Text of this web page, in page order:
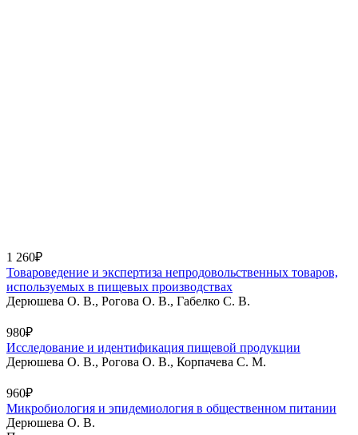
1 260₽
Товароведение и экспертиза непродовольственных товаров,
используемых в пищевых производствах
Дерюшева О. В., Рогова О. В., Габелко С. В.
980₽
Исследование и идентификация пищевой продукции
Дерюшева О. В., Рогова О. В., Корпачева С. М.
960₽
Микробиология и эпидемиология в общественном питании
Дерюшева О. В.